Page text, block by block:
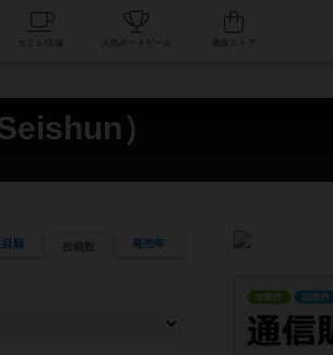
人気ボードゲーム
）
目順 発売年
指定することができます。マニュアルを読む時間や参加